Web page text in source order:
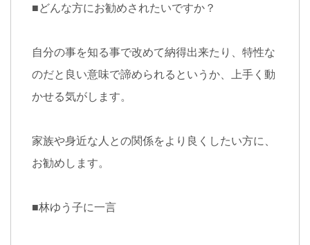
■どんな方にお勧めされたいですか？
自分の事を知る事で改めて納得出来たり、特性な
のだと良い意味で諦められるというか、上手く動
かせる気がします。
家族や身近な人との関係をより良くしたい方に、
お勧めします。
■林ゆう子に一言